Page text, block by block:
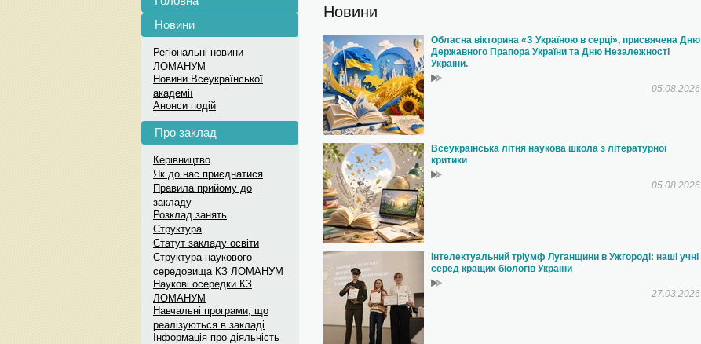
Зареєструватись на навчання
Новини з фото дивіться на Facebook
Луганська МАН на Facebook
Меседж-бокс: Вступ до українських ЗВО для...
Меседж-бокс: Вступ до українських...
Новини
Регіональні новини
ЛОМАНУМ
Новини Всеукраїнської
академії
Анонси подій
Про заклад
Керівництво
Як до нас приєднатися
Правила прийому до
закладу
Розклад занять
Структура
Статут закладу освіти
Структура наукового
середовища КЗ ЛОМАНУМ
Наукові осередки КЗ
ЛОМАНУМ
Навчальні програми, що
реалізуються в закладі
Інформація про діяльність
Новини
Обласна вікторина «З Україною в серці», присвячена Дню
Державного Прапора України та Дню Незалежності
України.
05.08.2026
Всеукраїнська літня наукова школа з літературної
критики
05.08.2026
Інтелектуальний тріумф Луганщини в Ужгороді: наші учні
серед кращих біологів України
27.03.2026